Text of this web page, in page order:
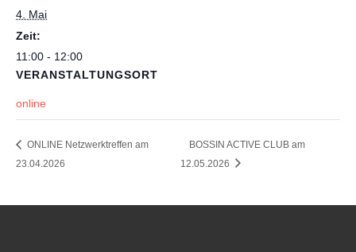
4. Mai
Zeit:
11:00 - 12:00
VERANSTALTUNGSORT
online
ONLINE Netzwerktreffen am
23.04.2026
BOSSIN ACTIVE CLUB am
12.05.2026